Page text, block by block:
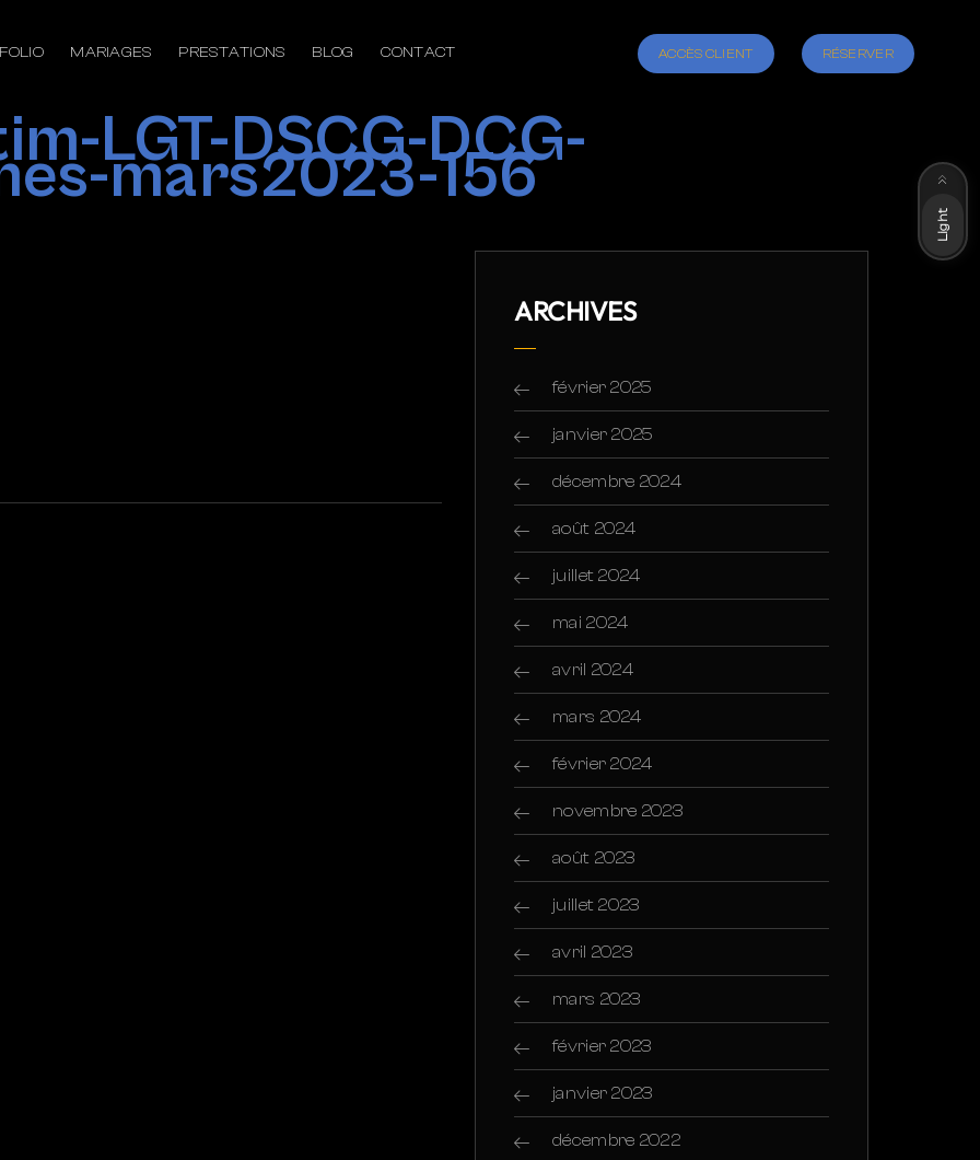
MARIAGES PRESTATIONS BLOG CONTACT ACCÈS CLIENT RÉSERVER
LGT-DSCG-DCG-
mars2023-156
ARCHIVES
février 2025
janvier 2025
décembre 2024
août 2024
juillet 2024
mai 2024
avril 2024
mars 2024
février 2024
novembre 2023
août 2023
juillet 2023
avril 2023
mars 2023
février 2023
janvier 2023
décembre 2022
Light
Dark